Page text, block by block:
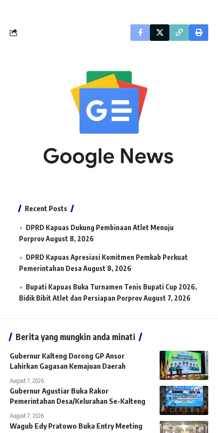
Recent Posts
DPRD Kapuas Dukung Pembinaan Atlet Menuju
PorprovAugust 8, 2026
DPRD Kapuas Apresiasi Komitmen Pemkab Perkuat
Pemerintahan Desa August 8, 2026
Bupati Kapuas Buka Turnamen Tenis Bupati Cup 2026,
Bidik Bibit Atlet dan Persiapan PorprovAugust 7, 2026
Berita yang mungkin anda minati
Gubernur Kalteng Dorong GP Ansor
Lahirkan Gagasan Kemajuan Daerah
August 7, 2026
Gubernur Agustiar Buka Rakor
Pemerintahan Desa/Kelurahan Se-Kalteng
August 7, 2026
Wagub Edy Pratowo Buka Entry Meeting